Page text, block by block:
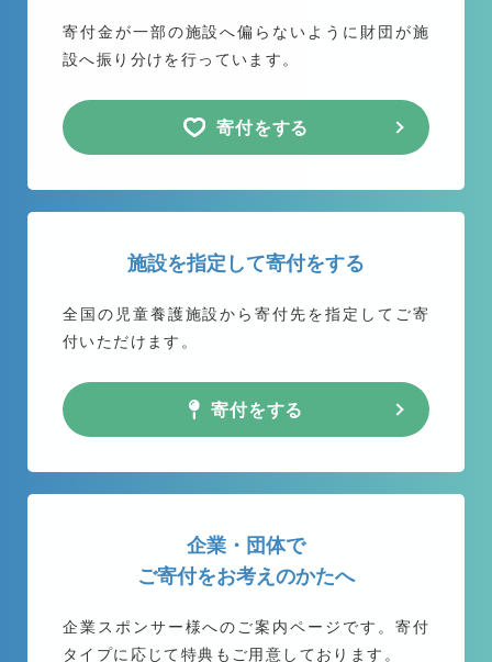
寄付金が一部の施設へ偏らないように 財団が施
設へ振り分けを行っています。
寄付をする
施設を指定して寄付をする
全国の児童養護施設から寄付先を指定してご寄
付いただけます。
寄付をする
企業・団体で
ご寄付をお考えのかたへ
企業スポンサー様へのご案内ページです。 寄付
タイプに応じて特典もご用意しております。